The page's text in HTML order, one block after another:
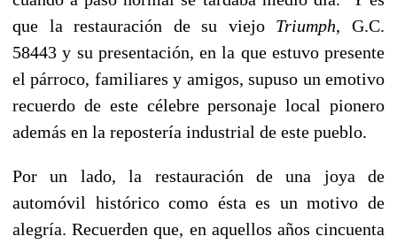
que la restauración de su viejo Triumph, G.C.
58443 y su presentación, en la que estuvo presente
el párroco, familiares y amigos, supuso un emotivo
recuerdo de este célebre personaje local pionero
además en la repostería industrial de este pueblo.
Por un lado, la restauración de una joya de
automóvil histórico como ésta es un motivo de
alegría. Recuerden que, en aquellos años cincuenta